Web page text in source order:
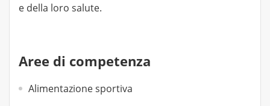
e della loro salute.
Aree di competenza
Alimentazione sportiva